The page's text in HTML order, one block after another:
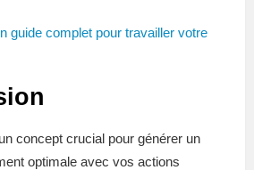
guide complet pour travailler votre
concept crucial pour générer un
optimale avec vos actions